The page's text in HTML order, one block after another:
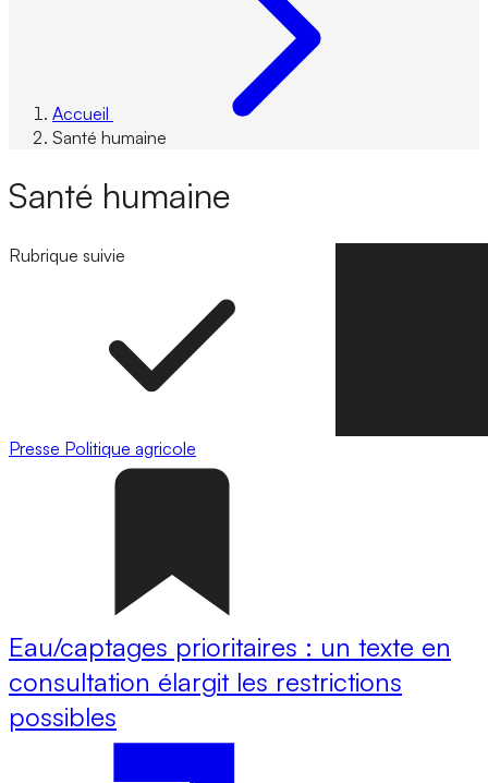
Accueil
Santé humaine
Santé humaine
Rubrique suivie
Presse Politique agricole
Eau/captages prioritaires : un texte en
consultation élargit les restrictions
possibles